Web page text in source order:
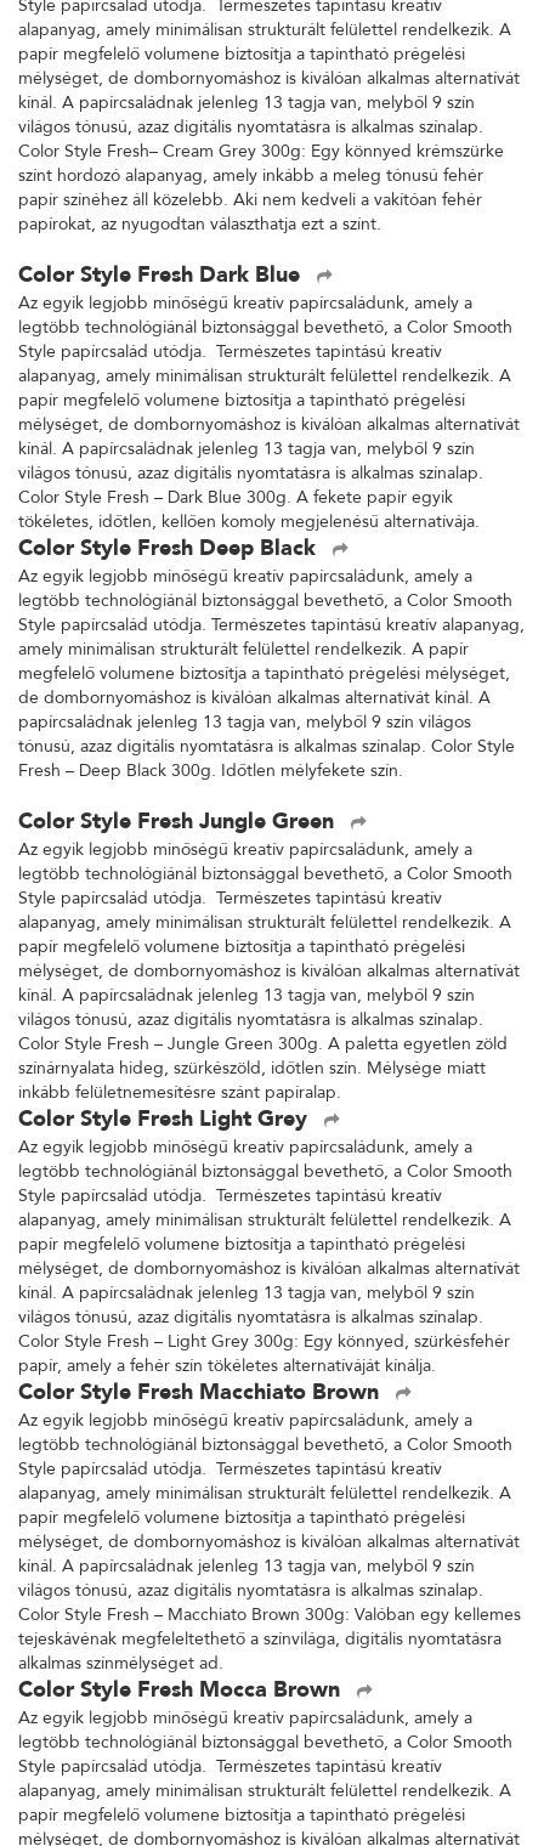
Style papírcsalád utódja. Természetes tapintású kreatív
alapanyag, amely minimálisan strukturált felülettel rendelkezik. A
papír megfelelő volumene biztosítja a tapintható prégelési
mélységet, de dombornyomáshoz is kiválóan alkalmas alternatívát
kínál. A papírcsaládnak jelenleg 13 tagja van, melyből 9 szín
világos tónusú, azaz digitális nyomtatásra is alkalmas színalap.
Color Style Fresh– Cream Grey 300g: Egy könnyed krémszürke
színt hordozó alapanyag, amely inkább a meleg tónusú fehér
papír színéhez áll közelebb. Aki nem kedveli a vakítóan fehér
papírokat, az nyugodtan választhatja ezt a színt.
Color Style Fresh Dark Blue
Az egyik legjobb minőségű kreatív papírcsaládunk, amely a
legtöbb technológiánál biztonsággal bevethető, a Color Smooth
Style papírcsalád utódja. Természetes tapintású kreatív
alapanyag, amely minimálisan strukturált felülettel rendelkezik. A
papír megfelelő volumene biztosítja a tapintható prégelési
mélységet, de dombornyomáshoz is kiválóan alkalmas alternatívát
kínál. A papírcsaládnak jelenleg 13 tagja van, melyből 9 szín
világos tónusú, azaz digitális nyomtatásra is alkalmas színalap.
Color Style Fresh – Dark Blue 300g. A fekete papír egyik
tökéletes, időtlen, kellően komoly megjelenésű alternatívája.
Color Style Fresh Deep Black
Az egyik legjobb minőségű kreatív papírcsaládunk, amely a
legtöbb technológiánál biztonsággal bevethető, a Color Smooth
Style papírcsalád utódja. Természetes tapintású kreatív alapanyag,
amely minimálisan strukturált felülettel rendelkezik. A papír
megfelelő volumene biztosítja a tapintható prégelési mélységet,
de dombornyomáshoz is kiválóan alkalmas alternatívát kínál. A
papírcsaládnak jelenleg 13 tagja van, melyből 9 szín világos
tónusú, azaz digitális nyomtatásra is alkalmas színalap. Color Style
Fresh – Deep Black 300g. Időtlen mélyfekete szín.
Color Style Fresh Jungle Green
Az egyik legjobb minőségű kreatív papírcsaládunk, amely a
legtöbb technológiánál biztonsággal bevethető, a Color Smooth
Style papírcsalád utódja. Természetes tapintású kreatív
alapanyag, amely minimálisan strukturált felülettel rendelkezik. A
papír megfelelő volumene biztosítja a tapintható prégelési
mélységet, de dombornyomáshoz is kiválóan alkalmas alternatívát
kínál. A papírcsaládnak jelenleg 13 tagja van, melyből 9 szín
világos tónusú, azaz digitális nyomtatásra is alkalmas színalap.
Color Style Fresh – Jungle Green 300g. A paletta egyetlen zöld
színárnyalata hideg, szürkészöld, időtlen szín. Mélysége miatt
inkább felületnemesítésre szánt papíralap.
Color Style Fresh Light Grey
Az egyik legjobb minőségű kreatív papírcsaládunk, amely a
legtöbb technológiánál biztonsággal bevethető, a Color Smooth
Style papírcsalád utódja. Természetes tapintású kreatív
alapanyag, amely minimálisan strukturált felülettel rendelkezik. A
papír megfelelő volumene biztosítja a tapintható prégelési
mélységet, de dombornyomáshoz is kiválóan alkalmas alternatívát
kínál. A papírcsaládnak jelenleg 13 tagja van, melyből 9 szín
világos tónusú, azaz digitális nyomtatásra is alkalmas színalap.
Color Style Fresh – Light Grey 300g: Egy könnyed, szürkésfehér
papír, amely a fehér szín tökéletes alternatíváját kínálja.
Color Style Fresh Macchiato Brown
Az egyik legjobb minőségű kreatív papírcsaládunk, amely a
legtöbb technológiánál biztonsággal bevethető, a Color Smooth
Style papírcsalád utódja. Természetes tapintású kreatív
alapanyag, amely minimálisan strukturált felülettel rendelkezik. A
papír megfelelő volumene biztosítja a tapintható prégelési
mélységet, de dombornyomáshoz is kiválóan alkalmas alternatívát
kínál. A papírcsaládnak jelenleg 13 tagja van, melyből 9 szín
világos tónusú, azaz digitális nyomtatásra is alkalmas színalap.
Color Style Fresh – Macchiato Brown 300g: Valóban egy kellemes
tejeskávénak megfeleltethető a színvilága, digitális nyomtatásra
alkalmas színmélységet ad.
Color Style Fresh Mocca Brown
Az egyik legjobb minőségű kreatív papírcsaládunk, amely a
legtöbb technológiánál biztonsággal bevethető, a Color Smooth
Style papírcsalád utódja. Természetes tapintású kreatív
alapanyag, amely minimálisan strukturált felülettel rendelkezik. A
papír megfelelő volumene biztosítja a tapintható prégelési
mélységet, de dombornyomáshoz is kiválóan alkalmas alternatívát